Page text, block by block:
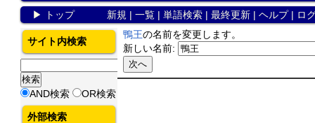
▶
トップ 新規 | 一覧| 単語検索| 最終更新| ヘルプ| ロ
鴨王の名前を変更します。
新しい名前:
サイト内検索
AND検索 OR検索
外部検索